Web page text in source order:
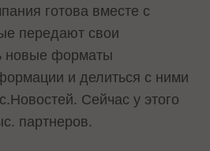
готова вместе с
передают свои
новые форматы
и делиться с ними
Сейчас у этого
партнеров.